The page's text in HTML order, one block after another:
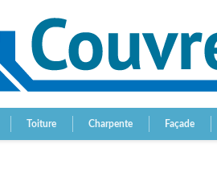
Toiture Charpente Façade